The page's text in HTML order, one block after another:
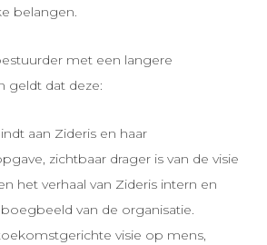
belangen.
met een langere
geldt dat deze:
aan Zideris en haar
zichtbaar drager is van de visie
het verhaal van Zideris intern en
van de organisatie.
visie op mens,